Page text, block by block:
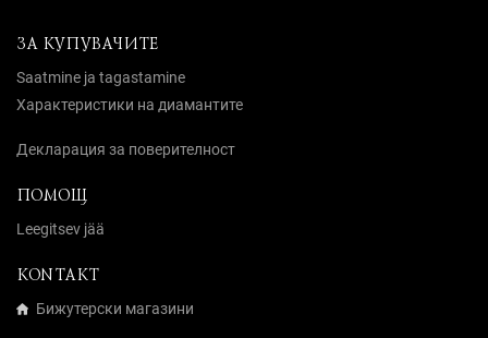
ЗА КУПУВАЧИТЕ
Saatmine ja tagastamine
Характеристики на диамантите
Декларация за поверителност
ПОМОЩ
Leegitsev jää
KONTAKT
Бижутерски магазини